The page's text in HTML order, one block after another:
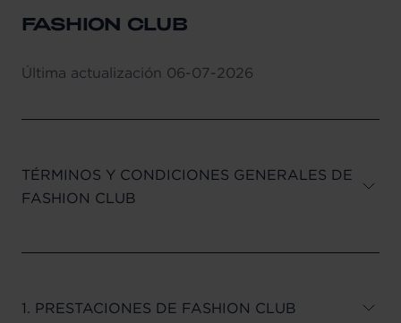
FASHION CLUB
Última actualización 06-07-2026
TÉRMINOS Y CONDICIONES GENERALES DE
FASHION CLUB
1. PRESTACIONES DE FASHION CLUB